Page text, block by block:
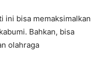
ini bisa memaksimalkan
Bahkan, bisa
olahraga